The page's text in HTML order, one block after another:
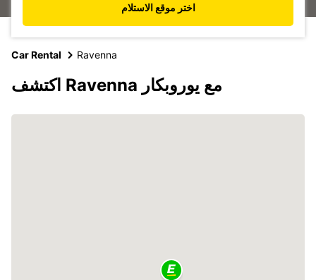
اختر موقع الاستلام
Car Rental Ravenna
اكتشف Ravenna مع يوروبكار